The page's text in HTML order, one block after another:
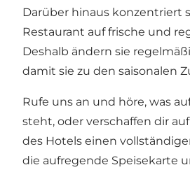
Darüber hinaus konzentriert
Restaurant auf frische und
Deshalb ändern sie
damit sie zu den saisonalen
Rufe uns an und höre, was
steht, oder verschaffen dir
des Hotels einen
die aufregende Speisekarte